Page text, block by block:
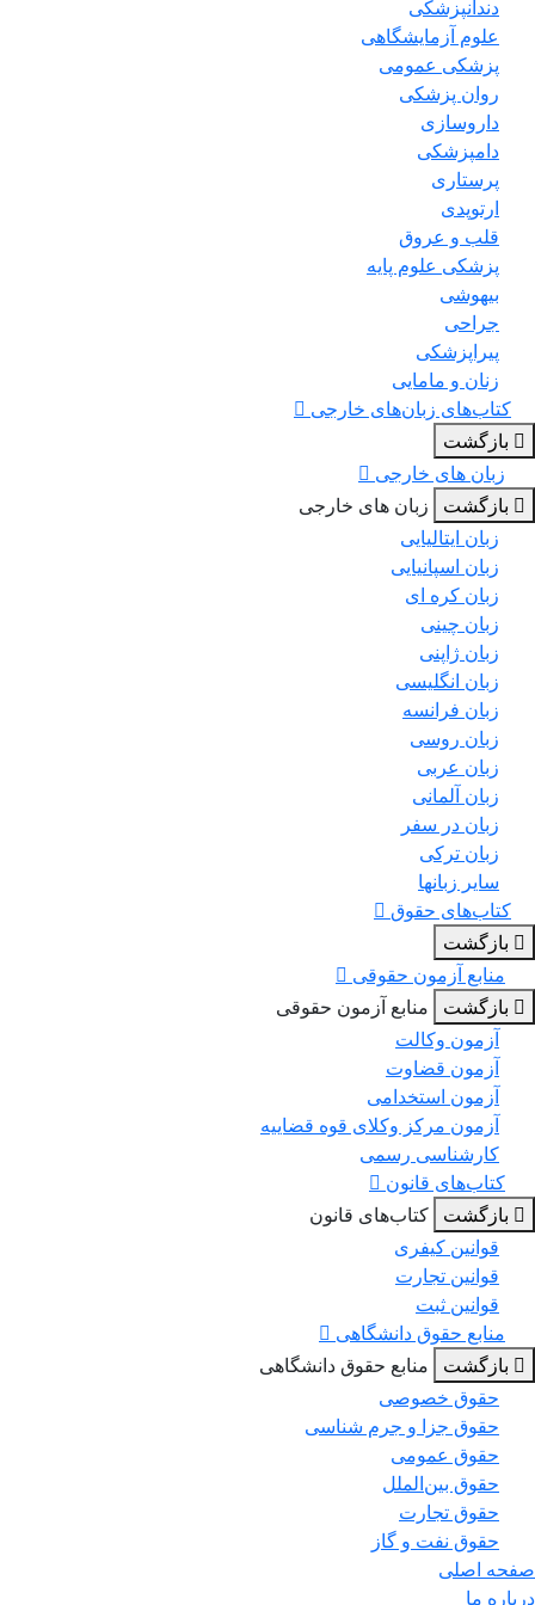
دندانپزشکی
علوم آزمایشگاهی
پزشکی عمومی
روان پزشکی
داروسازی
دامپزشکی
پرستاری
ارتوپدی
قلب و عروق
پزشکی علوم پایه
بیهوشی
جراحی
پیراپزشکی
زنان و مامایی
کتاب‌های زبان‌های خارجی
بازگشت
زبان های خارجی
بازگشت
زبان های خارجی
زبان ایتالیایی
زبان اسپانیایی
زبان کره ای
زبان چینی
زبان ژاپنی
زبان انگلیسی
زبان فرانسه
زبان روسی
زبان عربی
زبان آلمانی
زبان در سفر
زبان ترکی
سایر زبانها
کتاب‌های حقوق
بازگشت
منابع آزمون حقوقی
بازگشت
منابع آزمون حقوقی
آزمون وکالت
آزمون قضاوت
آزمون استخدامی
آزمون مرکز وکلای قوه قضاییه
کارشناسی رسمی
کتاب‌های قانون
بازگشت
کتاب‌های قانون
قوانین کیفری
قوانین تجارت
قوانین ثبت
منابع حقوق دانشگاهی
بازگشت
منابع حقوق دانشگاهی
حقوق خصوصی
حقوق جزا و جرم شناسی
حقوق عمومی
حقوق بین‌الملل
حقوق تجارت
حقوق نفت و گاز
اصلی
ما